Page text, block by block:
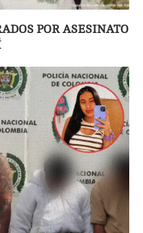
POR ASESINATO